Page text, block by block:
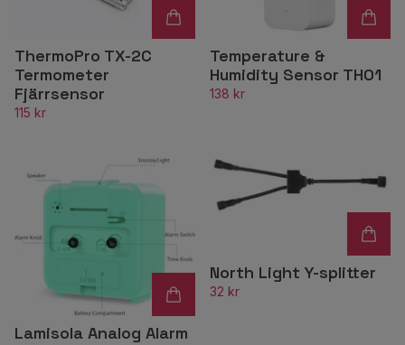
ThermoPro TX-2C
Termometer
Fjärrsensor
115 kr
Temperature &
Humidity Sensor TH01
138 kr
Lamisola Analog Alarm
North Light Y-splitter
32 kr